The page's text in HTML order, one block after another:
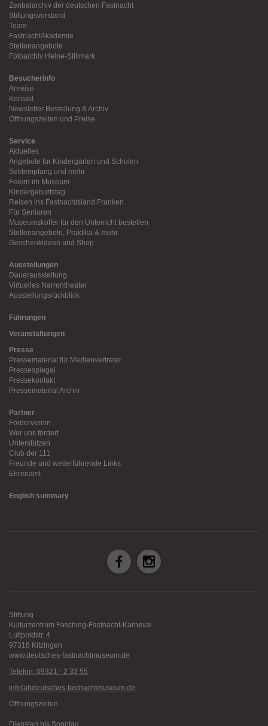
Zentralarchiv der deutschen Fastnacht
Stiftungsvorstand
Team
FastnachtAkademie
Stellenangebote
Fotoarchiv Heine-Stillmark
Besucherinfo
Anreise
Kontakt
Newsletter Bestellung & Archiv
Öffnungszeiten und Preise
Service
Aktuelles
Angebote für Kindergärten und Schulen
Sektempfang und mehr
Feiern im Museum
Kindergeburtstag
Reisen ins Fastnachtsland Franken
Für Senioren
Museumskoffer für den Unterricht bestellen
Stellenangebote, Praktika & mehr
Geschenkideen und Shop
Ausstellungen
Dauerausstellung
Virtuelles Narrentheater
Ausstellungsrückblick
Führungen
Veranstaltungen
Presse
Pressematerial für Medienvertreter
Pressespiegel
Pressekontakt
Pressematerial Archiv
Partner
Förderverein
Wer uns fördert
Unterstützen
Club der 111
Freunde und weiterführende Links
Ehrenamt
English summary
Stiftung
Kulturzentrum Fasching-Fastnacht-Karneval
Luitpoldstr. 4
97318 Kitzingen
www.deutsches-fastnachtmuseum.de
Telefon: 09321 - 2 33 55
info(at)deutsches-fastnachtmuseum.de
Öffnungszeiten
Dienstag bis Sonntag